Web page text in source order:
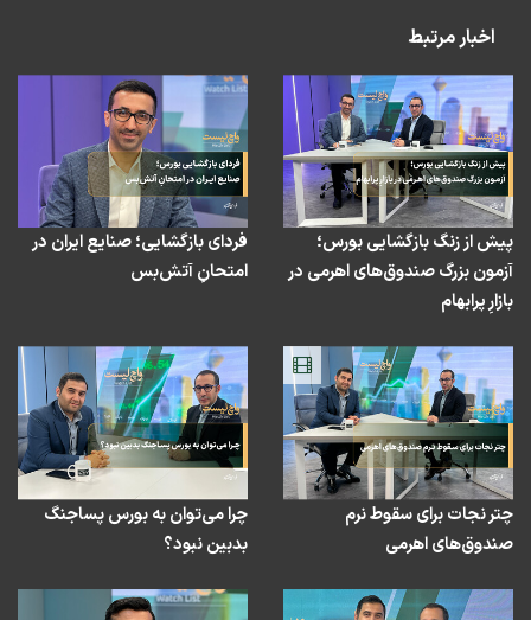
مستقیم و غیرمستقیم بر شرکت‌ها، تأکید می‌کند که افشای
دقیق میزان خسارت شرکت‌ها، زمان بازگشت به تولید و مسیر
احیای عملیاتی پیش‌شرط یک بازگشایی موفق است. به باور
او، تفاوت‌گذاری در دامنه نوسان میان شرکت‌های آسیب‌دیده و
شرکت‌های سالم و همچنین طراحی حمایت‌های هدفمند
می‌تواند از شکل‌گیری شوک دوم در بازار جلوگیری کند.
نسخه صوتی برنامه را اینجا بشنوید:
Play Settings
PIP Enter
fullscreen
اخبار مرتبط
پیش از زنگ بازگشایی بورس؛
آزمون بزرگ صندوق‌های اهرمی در
بازارِ پرابهام
فردای بازگشایی؛ صنایع ایران در
امتحانِ آتش‌بس
چتر نجات برای سقوط نرم
صندوق‌های اهرمی
چرا می‌توان به بورس پساجنگ
بدبین نبود؟